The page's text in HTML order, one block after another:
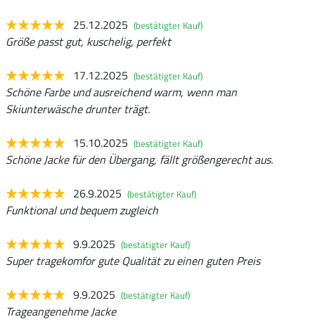
25.12.2025 (bestätigter Kauf)
Größe passt gut, kuschelig, perfekt
17.12.2025 (bestätigter Kauf)
Schöne Farbe und ausreichend warm, wenn man
Skiunterwäsche drunter trägt.
15.10.2025 (bestätigter Kauf)
Schöne Jacke für den Übergang, fällt größengerecht aus.
26.9.2025 (bestätigter Kauf)
Funktional und bequem zugleich
9.9.2025 (bestätigter Kauf)
Super tragekomfor gute Qualität zu einen guten Preis
9.9.2025 (bestätigter Kauf)
Trageangenehme Jacke